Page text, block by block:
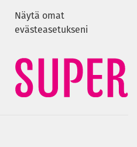
Näytä omat
evästeasetukseni